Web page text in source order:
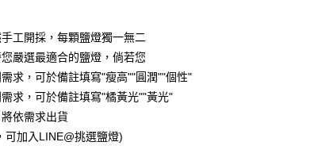
NT$2,000(含以上)免運費
工開採，每顆鹽燈獨一無二
嚴選最適合的鹽燈，倘若您
求，可於備註填寫"瘦高""圓潤""個性"
求，可於備註填寫"橘黃光""黃光"
依需求出貨
可加入LINE@挑選鹽燈)